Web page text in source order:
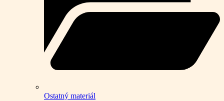
Ostatný materiál